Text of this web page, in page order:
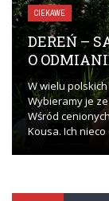
CIEKAWE
DEREŃ –
O
W wielu
Wybieramy je
Wśród
Kousa. Ich